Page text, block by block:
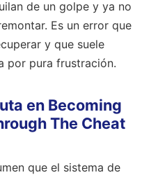
de un golpe y ya no
Es un error que
y que suele
por pura frustración.
en Becoming
The Cheat
que el sistema de